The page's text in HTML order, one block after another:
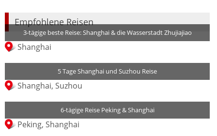
Empfohlene Reisen
3-tägige beste Reise: Shanghai & die Wasserstadt Zhujiajiao
Shanghai
5 Tage Shanghai und Suzhou Reise
Shanghai, Suzhou
6-tägige Reise Peking & Shanghai
Peking, Shanghai